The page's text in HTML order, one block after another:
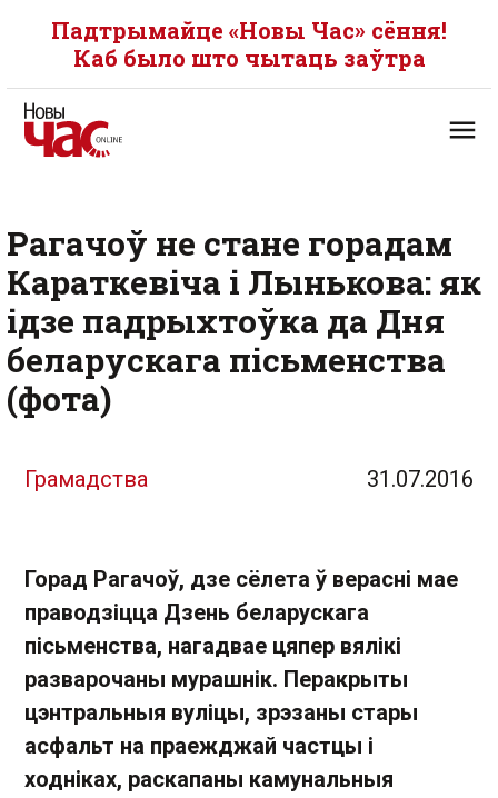
Падтрымайце «Новы Час» сёння!
Каб было што чытаць заўтра
Рагачоў не стане горадам
Караткевіча і Лынькова: як
ідзе падрыхтоўка да Дня
беларускага пісьменства
(фота)
Грамадства 31.07.2016
Горад Рагачоў, дзе сёлета ў верасні мае
праводзіцца Дзень беларускага
пісьменства, нагадвае цяпер вялікі
разварочаны мурашнік. Перакрыты
цэнтральныя вуліцы, зрэзаны стары
асфальт на праежджай частцы і
ходніках, раскапаны камунальныя